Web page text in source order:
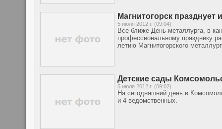
Магнитогорск празднует
5 июля 2012 г. (09:04)
Все ближе День металлурга, в
профессиональному празднику
летию Магнитогорского
Детские сады
5 июля 2012 г. (09:02)
На сегодняшний день в
и 4 ведомственных.